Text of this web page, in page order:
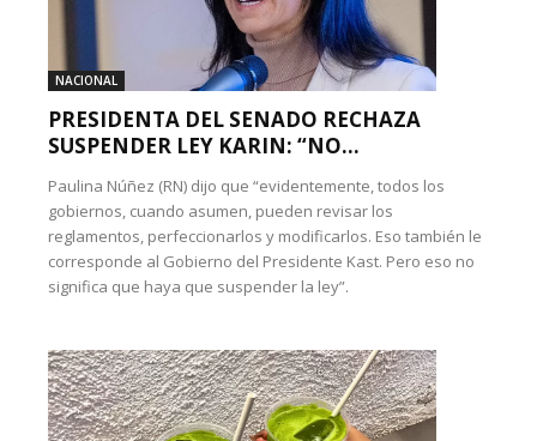
NACIONAL
PRESIDENTA DEL SENADO RECHAZA
SUSPENDER LEY KARIN: “NO...
Paulina Núñez (RN) dijo que “evidentemente, todos los
gobiernos, cuando asumen, pueden revisar los
reglamentos, perfeccionarlos y modificarlos. Eso también le
corresponde al Gobierno del Presidente Kast. Pero eso no
significa que haya que suspender la ley”.